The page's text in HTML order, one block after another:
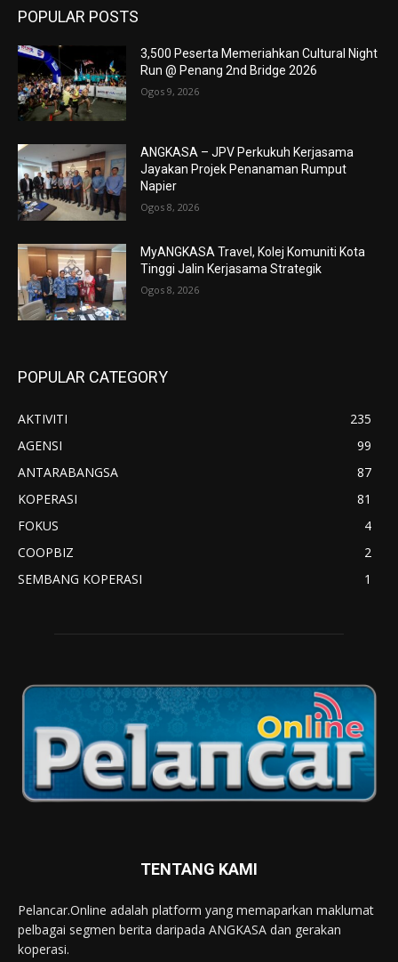
POPULAR POSTS
3,500 Peserta Memeriahkan Cultural Night
Run @ Penang 2nd Bridge 2026
Ogos 9, 2026
ANGKASA – JPV Perkukuh Kerjasama
Jayakan Projek Penanaman Rumput
Napier
Ogos 8, 2026
MyANGKASA Travel, Kolej Komuniti Kota
Tinggi Jalin Kerjasama Strategik
Ogos 8, 2026
POPULAR CATEGORY
AKTIVITI
235
AGENSI
99
ANTARABANGSA
87
KOPERASI
81
FOKUS
4
COOPBIZ
2
SEMBANG KOPERASI
1
TENTANG KAMI
Pelancar.Online adalah platform yang memaparkan maklumat
pelbagai segmen berita daripada ANGKASA dan gerakan
koperasi.